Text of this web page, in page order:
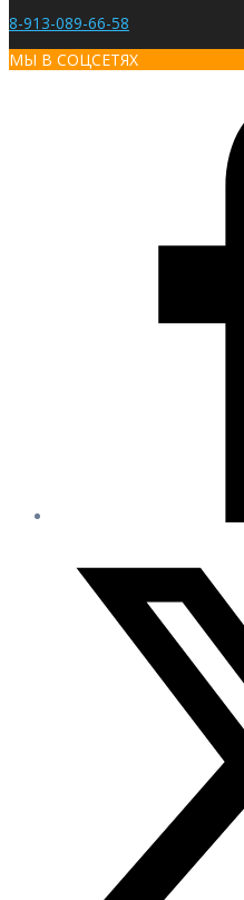
8-913-089-66-58
МЫ В СОЦСЕТЯХ